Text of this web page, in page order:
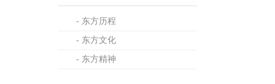
- 东方历程
- 东方文化
- 东方精神